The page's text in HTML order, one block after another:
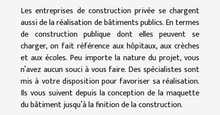
Les entreprises de construction privée se chargent
aussi de la réalisation de bâtiments publics. En termes
de construction publique dont elles peuvent se
charger, on fait référence aux hôpitaux, aux crèches
et aux écoles. Peu importe la nature du projet, vous
n’avez aucun souci à vous faire. Des spécialistes sont
mis à votre disposition pour favoriser sa réalisation.
Ils vous suivent depuis la conception de la maquette
du bâtiment jusqu’à la finition de la construction.